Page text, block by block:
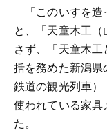
「このいすを造
と、「天童木工
さず、「天童木
括を務めた新潟
鉄道の観光列車
使われている家
た。